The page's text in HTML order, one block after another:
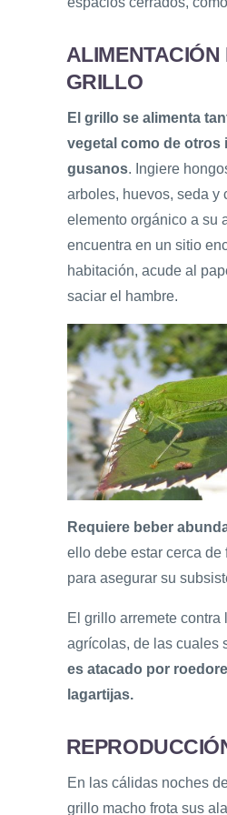
ALIMENTACIÓN
GRILLO
El grillo se alimenta
vegetal como de otros
gusanos. Ingiere
arboles, huevos, seda y
elemento orgánico a su
encuentra en un sitio
habitación, acude al
saciar el hambre.
Requiere beber
ello debe estar cerca de
para asegurar su
El grillo arremete
agrícolas, de las cuales
es atacado por
lagartijas.
En las cálidas noches
grillo macho frota sus